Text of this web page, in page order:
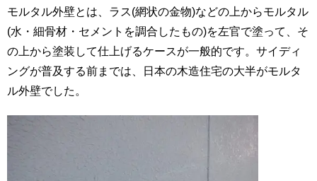
モルタル外壁とは、ラス(網状の金物)などの上からモルタル
(水・細骨材・セメントを調合したもの)を左官で塗って、そ
の上から塗装して仕上げるケースが一般的です。サイディ
ングが普及する前までは、日本の木造住宅の大半がモルタ
ル外壁でした。